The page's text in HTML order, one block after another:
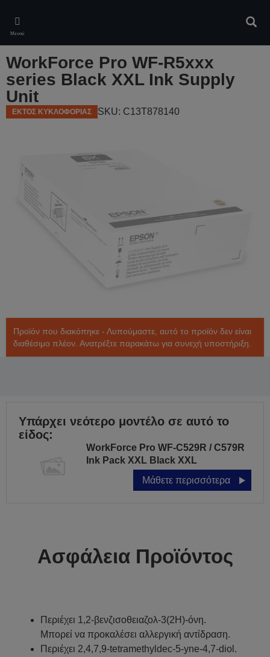
main
content
Μενού
WorkForce Pro WF-R5xxx
series Black XXL Ink Supply
Unit
ΕΚΤΟΣ ΚΥΚΛΟΦΟΡΙΑΣ SKU: C13T878140
Προϊόν που διακόπηκε - Λυπούμαστε, αυτό το προϊόν δεν είναι
διαθέσιμο πλέον. Ανατρέξτε παρακάτω για συνεχή υποστήριξη.
Υπάρχει νεότερο μοντέλο σε αυτό το
είδος:
WorkForce Pro WF-C529R / C579R
Ink Pack XXL Black XXL
Μάθετε περισσότερα
Ασφάλεια Προϊόντος
Περιέχει 1,2-βενζισοθειαζολ-3(2H)-όνη.
Μπορεί να προκαλέσει αλλεργική αντίδραση.
Περιέχει 2,4,7,9-tetramethyldec-5-yne-4,7-diol.